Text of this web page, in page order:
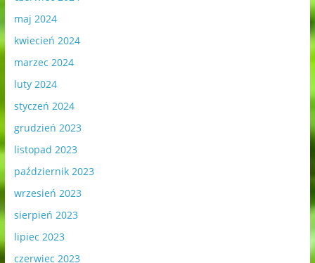
maj 2024
kwiecień 2024
marzec 2024
luty 2024
styczeń 2024
grudzień 2023
listopad 2023
październik 2023
wrzesień 2023
sierpień 2023
lipiec 2023
czerwiec 2023